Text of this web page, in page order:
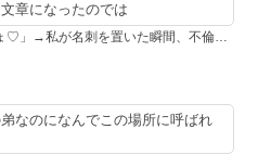
章になったのでは
が名刺を置いた瞬間、不倫相手が青ざめた
なのになんでこの場所に呼ばれ